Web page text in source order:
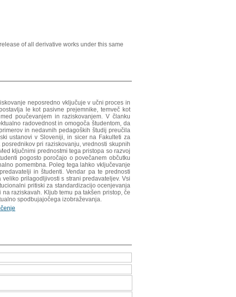
of all derivative works under this same
neposredno vključuje v učni proces in
le kot pasivne prejemnike, temveč kot
poučevanjem in raziskovanjem. V članku
radovednost in omogoča študentom, da
in nedavnih pedagoških študij preučila
ustanovi v Sloveniji, in sicer na Fakulteti za
pri raziskovanju, vrednosti skupnih
ključnimi prednostmi tega pristopa so razvoj
pogosto poročajo o povečanem občutku
pomembna. Poleg tega lahko vključevanje
in študenti. Vendar pa te prednosti
prilagodljivosti s strani predavateljev. Vsi
pritiski za standardizacijo ocenjevanja
raziskavah. Kljub temu pa takšen pristop, če
spodbujajočega izobraževanja.